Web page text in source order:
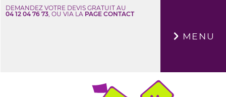
DEMANDEZ VOTRE DEVIS GRATUIT AU
04 12 04 76 73, OU VIA LA PAGE CONTACT
×MENU